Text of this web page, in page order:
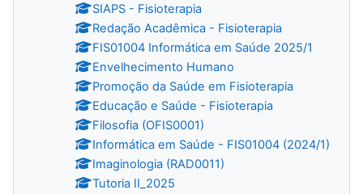
SIAPS - Fisioterapia
Redação Acadêmica - Fisioterapia
FIS01004 Informática em Saúde 2025/1
Envelhecimento Humano
Promoção da Saúde em Fisioterapia
Educação e Saúde - Fisioterapia
Filosofia (OFIS0001)
Informática em Saúde - FIS01004 (2024/1)
Imaginologia (RAD0011)
Tutoria II_2025